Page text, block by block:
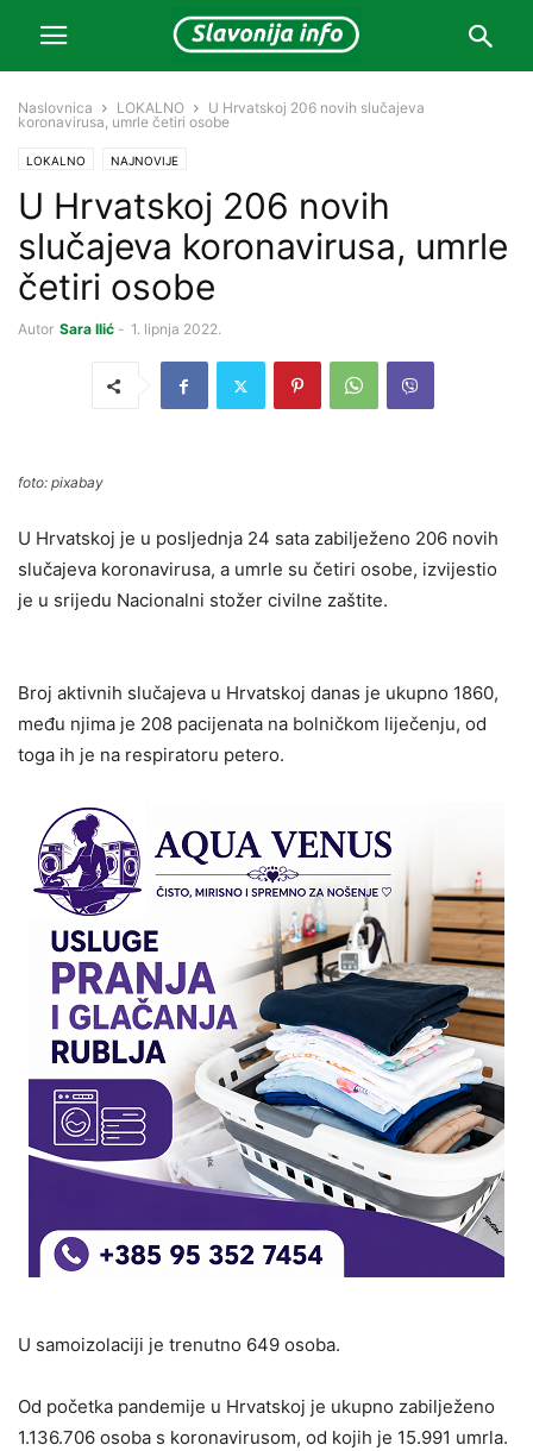
Naslovnica LOKALNO
U Hrvatskoj 206 novih slučajeva
koronavirusa, umrle četiri osobe
LOKALNO NAJNOVIJE
U Hrvatskoj 206 novih
slučajeva koronavirusa, umrle
četiri osobe
Autor Sara Ilić - 1. lipnja 2022.
foto: pixabay
U Hrvatskoj je u posljednja 24 sata zabilježeno 206 novih
slučajeva koronavirusa, a umrle su četiri osobe, izvijestio
je u srijedu Nacionalni stožer civilne zaštite.
Broj aktivnih slučajeva u Hrvatskoj danas je ukupno 1860,
među njima je 208 pacijenata na bolničkom liječenju, od
toga ih je na respiratoru petero.
U samoizolaciji je trenutno 649 osoba.
Od početka pandemije u Hrvatskoj je ukupno zabilježeno
1.136.706 osoba s koronavirusom, od kojih je 15.991 umrla.